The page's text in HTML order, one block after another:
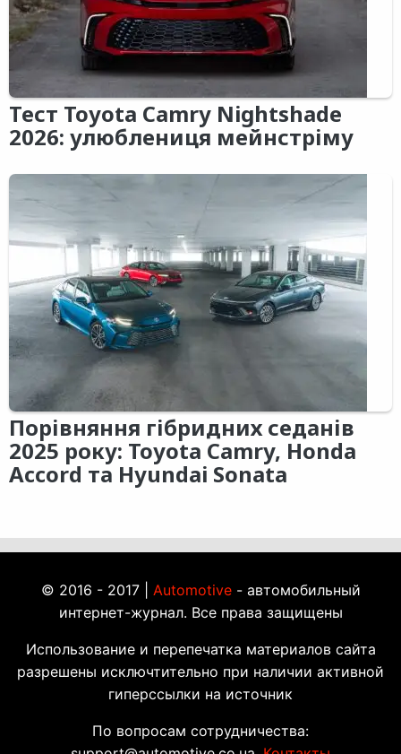
Тест Toyota Camry Nightshade
2026: улюблениця мейнстріму
Порівняння гібридних седанів
2025 року: Toyota Camry, Honda
Accord та Hyundai Sonata
© 2016 - 2017 | Automotive- автомобильный
интернет-журнал. Все права защищены
Использование и перепечатка материалов сайта
разрешены исключтительно при наличии активной
гиперссылки на источник
По вопросам сотрудничества: